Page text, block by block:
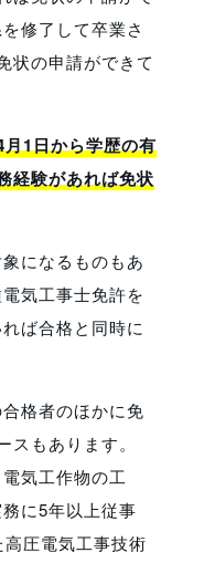
修了して卒業さ
状の申請ができて
1日から学歴の有
経験があれば免状
になるものもあ
気工事士免許を
ば合格と同時に
格者のほかに免
もあります。
気工作物の工
に5年以上従事
圧電気工事技術